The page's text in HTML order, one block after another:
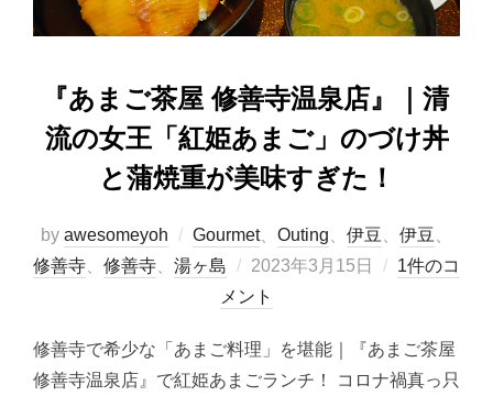
『あまご茶屋 修善寺温泉店』｜清
流の女王「紅姫あまご」のづけ丼
と蒲焼重が美味すぎた！
by awesomeyoh Gourmet、 Outing 伊豆 伊豆
修善寺
修善寺 湯ヶ島
投
稿
2023年3月15日
1件のコ
メント
修善寺で希少な「あまご料理」を堪能｜『あまご茶屋
修善寺温泉店』で紅姫あまごランチ！ コロナ禍真っ只